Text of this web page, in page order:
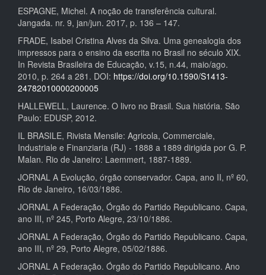
ESPAGNE, Michel. A noção de transferência cultural.
Jangada. nr. 9, jan/jun. 2017, p. 136 – 147.
FRADE, Isabel Cristina Alves da Silva. Uma genealogia dos
impressos para o ensino da escrita no Brasil no século XIX.
In Revista Brasileira de Educação, v.15, n.44, maio/ago.
2010, p. 264 a 281. DOI: https://doi.org/10.1590/S1413-
24782010000200005
HALLEWELL, Laurence. O livro no Brasil. Sua história. São
Paulo: EDUSP, 2012.
IL BRASILE, Rivista Mensile: Agricola, Commerciale,
Industriale e Finanziaria (RJ) - 1888 a 1889 dirigida por G. P.
Malan. Rio de Janeiro: Laemmert, 1887-1889.
JORNAL A Evolução, órgão conservador. Capa, ano II, nº 60,
Rio de Janeiro, 16/03/1886.
JORNAL A Federação, Órgão do Partido Republicano. Capa,
ano III, nº 245, Porto Alegre, 23/10/1886.
JORNAL A Federação, Órgão do Partido Republicano. Capa,
ano III, nº 29, Porto Alegre, 05/02/1886.
JORNAL A Federação. Órgão do Partido Republicano. Ano